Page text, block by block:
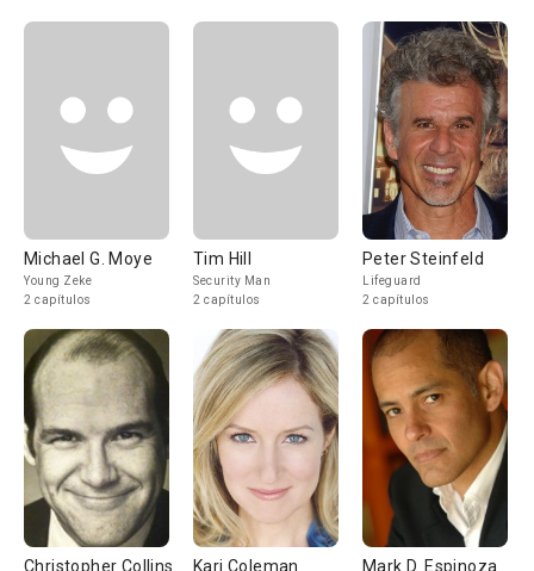
Michael G. Moye
Young Zeke
2 capítulos
Tim Hill
Security Man
2 capítulos
Peter Steinfeld
Lifeguard
2 capítulos
Christopher Collins Kari Coleman Mark D. Espinoza